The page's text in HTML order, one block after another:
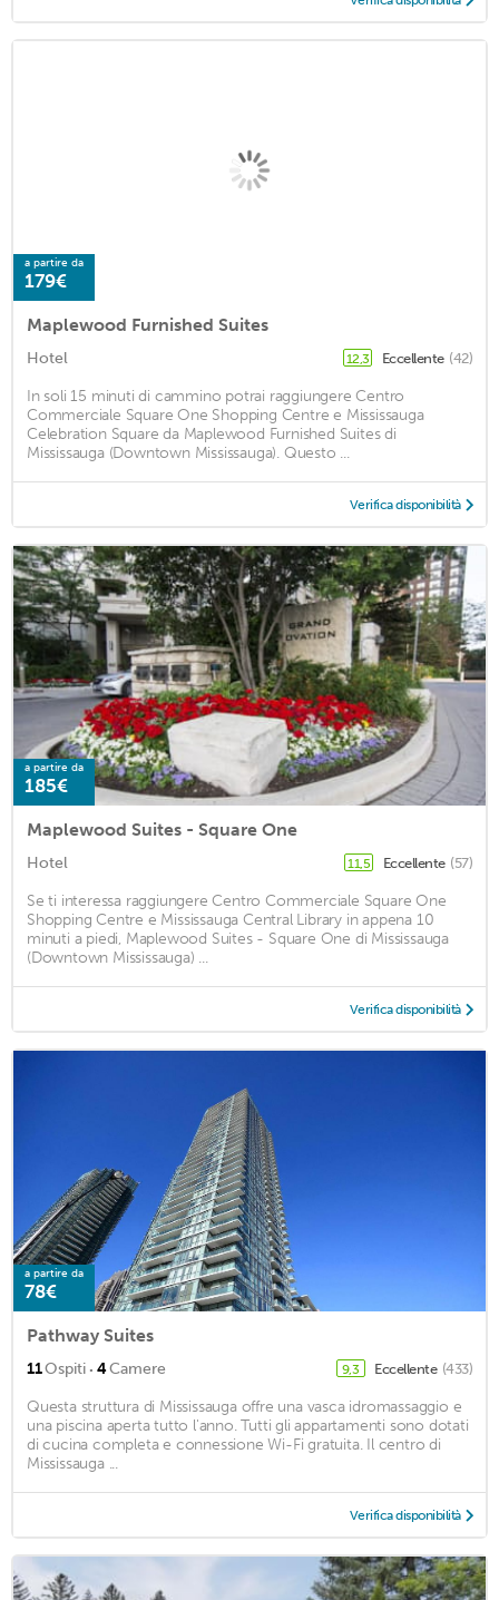
a partire da
179€
Maplewood Furnished Suites
Hotel 12,3 Eccellente (42)
In soli 15 minuti di cammino potrai raggiungere Centro
Commerciale Square One Shopping Centre e Mississauga
Celebration Square da Maplewood Furnished Suites di
Mississauga (Downtown Mississauga). Questo ...
Verifica disponibilità
a partire da
185€
Maplewood Suites - Square One
Hotel 11,5 Eccellente (57)
Se ti interessa raggiungere Centro Commerciale Square One
Shopping Centre e Mississauga Central Library in appena 10
minuti a piedi, Maplewood Suites - Square One di Mississauga
(Downtown Mississauga) ...
Verifica disponibilità
a partire da
78€
Pathway Suites
11Ospiti · 4Camere 9,3 Eccellente (433)
Questa struttura di Mississauga offre una vasca idromassaggio e
una piscina aperta tutto l'anno. Tutti gli appartamenti sono dotati
di cucina completa e connessione Wi-Fi gratuita. Il centro di
Mississauga ...
Verifica disponibilità